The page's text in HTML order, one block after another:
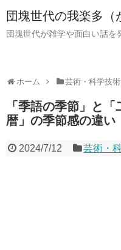
団塊世代の我楽多（
団塊世代が雑学や面白い話を
ホーム 芸術・科学技
「季語の季節」と
暦」の季節感の違い
2024/7/12 芸術・